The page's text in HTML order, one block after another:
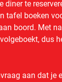
diner te
tafel boeken
boord. Met
dus
aan dat je